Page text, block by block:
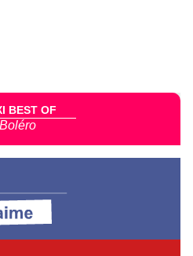
BEST OF
Boléro